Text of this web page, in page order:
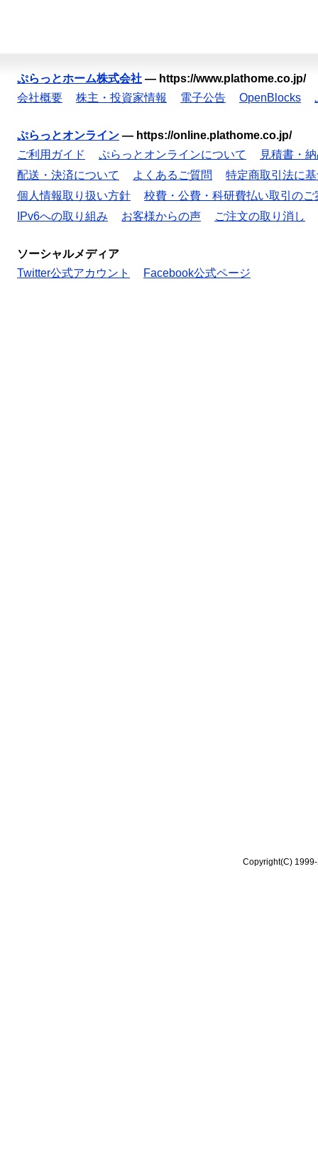
ぷらっとホーム株式会社 — https://www.plathome.co.jp/
会社概要
株主・投資家情報 電子公告 OpenBlocks
ぷらっとオンライン — https://online.plathome.co.jp/
ご利用ガイド
ぷらっとオンラインについて
見積書・
配送・決済について
よくあるご質問
特定商取引法に
個人情報取り扱い方針
校費・公費・科研費払い取引のご
IPv6への取り組み
お客様からの声 ご注文の取り消し
ソーシャルメディア
Twitter公式アカウント
Facebook公式ページ
Copyright(C)